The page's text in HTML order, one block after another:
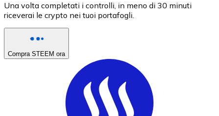
Una volta completati i controlli, in meno di 30 minuti
riceverai le crypto nei tuoi portafogli.
Compra STEEM ora